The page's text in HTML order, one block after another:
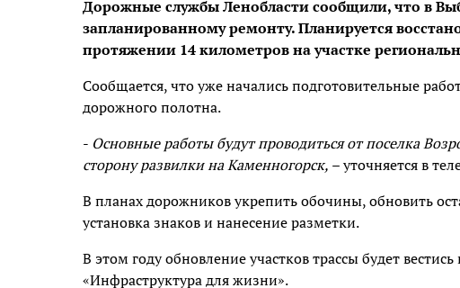
Дорожные службы Ленобласти сообщили, что в
запланированному ремонту. Планируется
протяжении 14 километров на участке
Сообщается, что уже начались подготовительные
дорожного полотна.
- Основные работы будут проводиться от поселка
сторону развилки на Каменногорск, – уточняется в
В планах дорожников укрепить обочины, обновить
установка знаков и нанесение разметки.
В этом году обновление участков трассы будет
«Инфраструктура для жизни».